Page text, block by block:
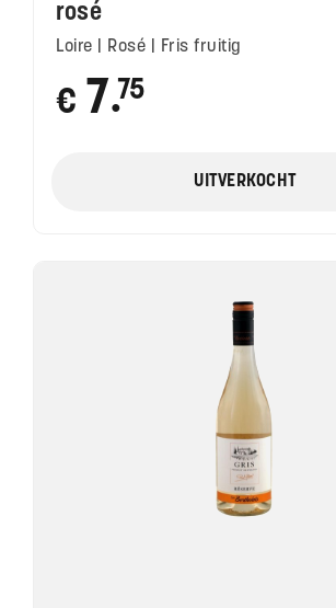
rosé
Loire | Rosé | Fris fruitig
€ 7 ●
75
UITVERKOCHT